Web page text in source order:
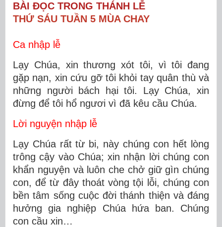
BÀI ĐỌC TRONG THÁNH LỄ
THỨ SÁU TUẦN 5 MÙA CHAY
Ca nhập lễ
Lạy Chúa, xin thương xót tôi, vì tôi đang
gặp nạn, xin cứu gỡ tôi khỏi tay quân thù và
những người bách hại tôi. Lạy Chúa, xin
đừng để tôi hổ ngươi vì đã kêu cầu Chúa.
Lời nguyện nhập lễ
Lạy Chúa rất từ bi, này chúng con hết lòng
trông cậy vào Chúa; xin nhận lời chúng con
khẩn nguyện và luôn che chở giữ gìn chúng
con, để từ đây thoát vòng tội lỗi, chúng con
bền tâm sống cuộc đời thánh thiện và đáng
hưởng gia nghiệp Chúa hứa ban. Chúng
con cầu xin…